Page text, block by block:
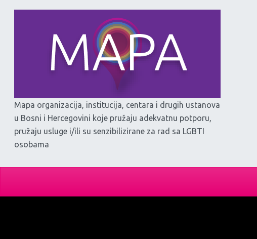
Mapa organizacija, institucija, centara i drugih ustanova
u Bosni i Hercegovini koje pružaju adekvatnu potporu,
pružaju usluge i/ili su senzibilizirane za rad sa LGBTI
osobama